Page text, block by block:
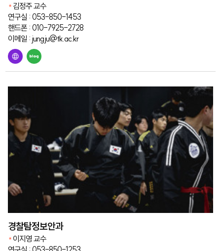
김정주 교수
연구실 : 053-850-1453
핸드폰 : 010-7925-2728
이메일 : jungju@tk.ac.kr
경찰탐정보안과
이지영 교수